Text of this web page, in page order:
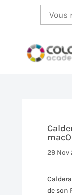
29 Nov
de son